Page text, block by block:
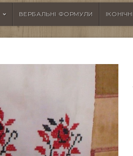
ВЕРБАЛЬНІ ФОРМУЛИ